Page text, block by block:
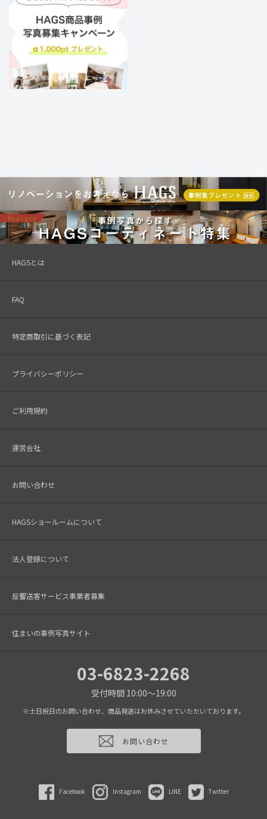
HAGSとは
FAQ
特定商取引に基づく表記
プライバシーポリシー
ご利用規約
運営会社
お問い合わせ
HAGSショールームについて
法人登録について
反響送客サービス事業者募集
住まいの事例写真サイト
03-6823-2268
受付時間 10:00～19:00
※土日祝日のお問い合わせ、商品発送はお休みさせていただいております。
お問い合わせ
Facebook Instagram LINE Twitter